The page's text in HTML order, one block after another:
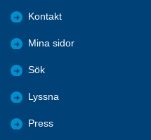
Kontakt
Mina sidor
Sök
Lyssna
Press